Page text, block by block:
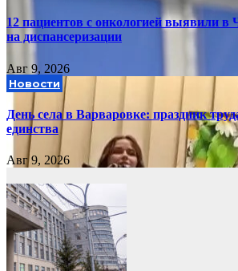
12 пациентов с онкологией выявили в
на диспансеризации
Авг 9, 2026
Новости
День села в Варваровке: праздник
единства
Авг 9, 2026